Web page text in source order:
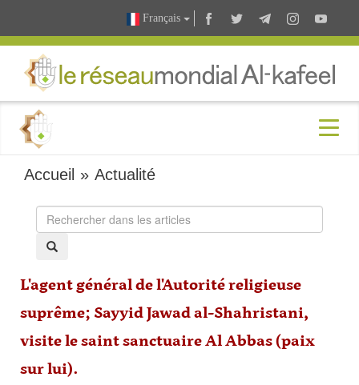
Français
Accueil »Actualité
L'agent général de l'Autorité religieuse
suprême; Sayyid Jawad al-Shahristani,
visite le saint sanctuaire Al Abbas (paix
sur lui).